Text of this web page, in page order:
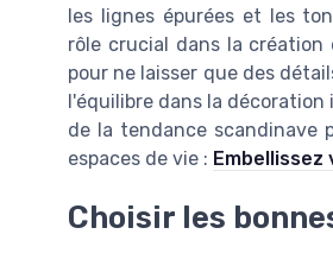
les lignes épurées et les
rôle crucial dans la création
pour ne laisser que des
l'équilibre dans la
de la tendance scandinave
espaces de vie : Embellissez
Choisir les